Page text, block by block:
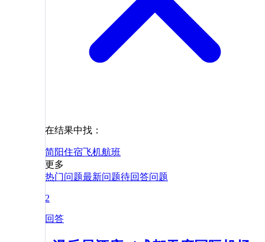
在结果中找：
简阳住宿飞机航班
更多
热门问题最新问题待回答问题
2
回答